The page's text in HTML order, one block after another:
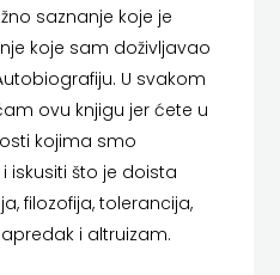
saznanje koje je
koje sam doživljavao
U svakom
ovu knjigu jer ćete u
kojima smo
iskusiti što je doista
filozofija, tolerancija,
i altruizam.